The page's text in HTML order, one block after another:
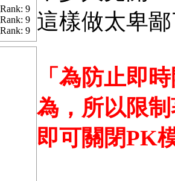
這樣做太卑
「為防止即
為，所以限
即可關閉PK